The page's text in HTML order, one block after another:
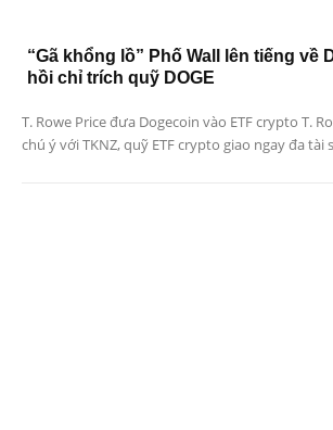
“Gã khổng lồ” Phố Wall lên tiếng về
hồi chỉ trích quỹ DOGE
T. Rowe Price đưa Dogecoin vào ETF crypto T.
chú ý với TKNZ, quỹ ETF crypto giao ngay đa tài